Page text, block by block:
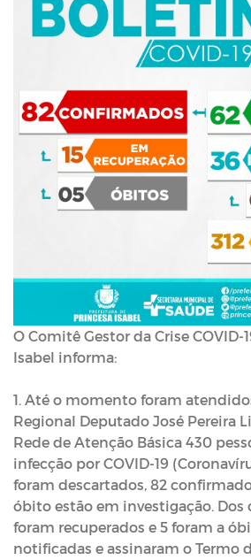
O Comitê Gestor da Crise COVID-
Isabel informa:
1. Até o momento foram
Regional Deputado José Pereira
Rede de Atenção Básica 430
infecção por COVID-19
foram descartados, 82
óbito estão em investigação. Dos
foram recuperados e 5 foram a
notificadas e assinaram o Termo